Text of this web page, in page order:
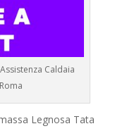
Caldaia
Legnosa Tata